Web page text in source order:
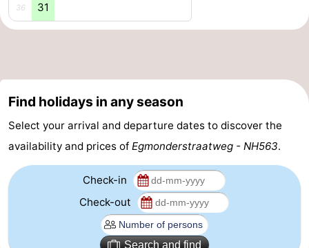
Zee
Alkmaar
-
Zee
Zuid-
Kennermerland
Amsterdam
-
Haarlem
-
Holland
-
36 31
Find holidays in any season
Select your arrival and departure dates to discover the
availability and prices of Egmonderstraatweg - NH563.
Check-in
Check-out
Search and find